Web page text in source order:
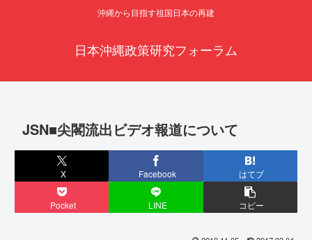
沖縄から目指す祖国日本の再建
日本沖縄政策研究フォーラム
JSN■尖閣流出ビデオ報道について
X Facebook はてブ
Pocket LINE コピー